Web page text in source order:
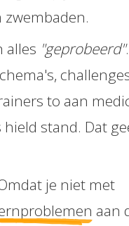
zwembaden.
alles "geprobeerd".
to aan
stand. Dat
je niet met
aan